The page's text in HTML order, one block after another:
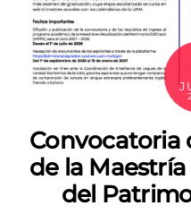
Convocatoria
de la
del